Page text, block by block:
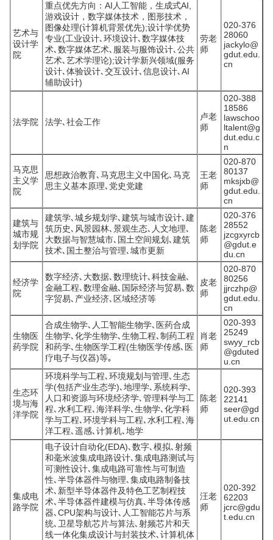
艺术与
设计学
院
重点优先方向：AI人工智能，生成式AI,
游戏设计，数字媒体技术，图形技术，
图像处理(计算机背景优先);设计学优势
专业(工业设计､环境设计､数字媒体技
术､数字媒体艺术､服装与服饰设计､公共
艺术､艺术学理论);设计学新兴领域(服务
设计､体验设计､交互设计､信息设计､AI
辅助设计)
劳老
师
020-376
28060
jackylo@
gdut.edu.
cn
法学院 法学､社会工作
卢老
师
020-388
18586
lawschoo
ltalent@g
dut.edu.c
n
马克思
主义学
院
思想政治教育､马克思主义中国化､马克
思主义基本原理､党史党建
王老
师
020-870
80137
mksjxb@
gdut.edu.
cn
建筑与
城市规
划学院
建筑学､城乡规划学､建筑与城市设计､建
筑历史､风景园林､景观生态､人文地理､
大数据与智慧城市､国土空间规划､建筑
技术､国土整治与管理､城市更新
陈老
师
020-376
28552
jzcgxyrcb
@gdut.e
du.cn
经济学
院
数字经济､大数据､数理统计､科技金融､
金融工程､数理金融､国际经济与贸易､数
字贸易､产业经济､区域经济等
皮老
师
020-870
80256
jjrczhp@
gdut.edu.
cn
生物医
药学院
合成生物学､人工智能生物学､医药合成
生物学､化学生物学､生物工程､制药工程
和药学､生物医学工程(生物医学传感､医
疗电子与仪器)等｡
肖老
师
020-393
25249
swyy_rcb
@gduted
u.cn
生态环
境与海
洋学院
环境科学与工程､环境规划与管理､生态
学(包括产业生态学)､地理学､系统科学､
人口和资源与环境经济学､管理科学与工
程､水利工程､海洋科学､生物学､化学科
学与工程､环境学科与工程､水利工程､海
洋工程､遥感､计算机､地学
陈老
师
020-393
22141
seer@gd
ut.edu.cn
集成电
路学院
电子设计自动化(EDA)､数字､模拟､射频
和毫米波集成电路设计､集成电路测试与
可测性设计､集成电路可靠性与可制造
性､半导体器件与物理､集成电路制备技
术､新型半导体器件及特色工艺制程技
术､半导体器件建模与仿真､半导体传感
器､CPU架构与设计､人工智能芯片与系
统､卫星导航芯片与算法､射频芯片和天
线一体化集成设计与封装技术､计算机体
汪老
师
020-392
62203
jcrc@gdu
t.edu.cn